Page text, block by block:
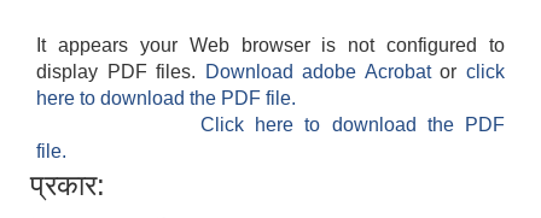
It appears your Web browser is not configured to
display PDF files.
Download adobe Acrobatorclick
here to download the PDF file.
Click here to download the PDF
file.
प्रकार: